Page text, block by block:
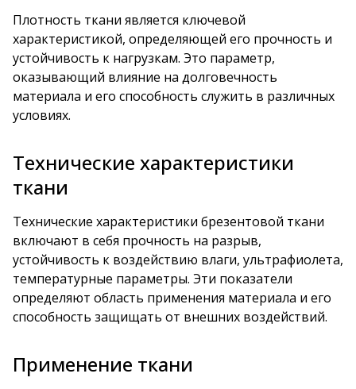
Плотность ткани является ключевой
характеристикой, определяющей его прочность и
устойчивость к нагрузкам. Это параметр,
оказывающий влияние на долговечность
материала и его способность служить в различных
условиях.
Технические характеристики
ткани
Технические характеристики брезентовой ткани
включают в себя прочность на разрыв,
устойчивость к воздействию влаги, ультрафиолета,
температурные параметры. Эти показатели
определяют область применения материала и его
способность защищать от внешних воздействий.
Применение ткани